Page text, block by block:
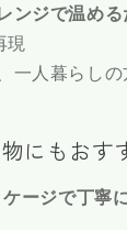
ンジで温める
現
一人暮らし
にもおす
ージで丁寧